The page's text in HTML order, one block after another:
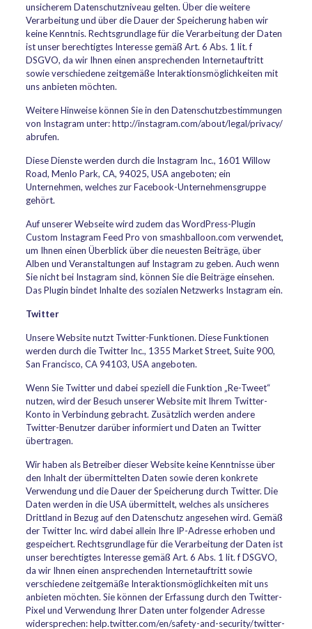
unsicherem Datenschutzniveau gelten. Über die weitere
Verarbeitung und über die Dauer der Speicherung haben wir
keine Kenntnis. Rechtsgrundlage für die Verarbeitung der Daten
ist unser berechtigtes Interesse gemäß Art. 6 Abs. 1 lit. f
DSGVO, da wir Ihnen einen ansprechenden Internetauftritt
sowie verschiedene zeitgemäße Interaktionsmöglichkeiten mit
uns anbieten möchten.
Weitere Hinweise können Sie in den Datenschutzbestimmungen
von Instagram unter: http://instagram.com/about/legal/privacy/
abrufen.
Diese Dienste werden durch die Instagram Inc., 1601 Willow
Road, Menlo Park, CA, 94025, USA angeboten; ein
Unternehmen, welches zur Facebook-Unternehmensgruppe
gehört.
Auf unserer Webseite wird zudem das WordPress-Plugin
Custom Instagram Feed Pro von smashballoon.com verwendet,
um Ihnen einen Überblick über die neuesten Beiträge, über
Alben und Veranstaltungen auf Instagram zu geben. Auch wenn
Sie nicht bei Instagram sind, können Sie die Beiträge einsehen.
Das Plugin bindet Inhalte des sozialen Netzwerks Instagram ein.
Twitter
Unsere Website nutzt Twitter-Funktionen. Diese Funktionen
werden durch die Twitter Inc., 1355 Market Street, Suite 900,
San Francisco, CA 94103, USA angeboten.
Wenn Sie Twitter und dabei speziell die Funktion „Re-Tweet“
nutzen, wird der Besuch unserer Website mit Ihrem Twitter-
Konto in Verbindung gebracht. Zusätzlich werden andere
Twitter-Benutzer darüber informiert und Daten an Twitter
übertragen.
Wir haben als Betreiber dieser Website keine Kenntnisse über
den Inhalt der übermittelten Daten sowie deren konkrete
Verwendung und die Dauer der Speicherung durch Twitter. Die
Daten werden in die USA übermittelt, welches als unsicheres
Drittland in Bezug auf den Datenschutz angesehen wird. Gemäß
der Twitter Inc. wird dabei allein Ihre IP-Adresse erhoben und
gespeichert. Rechtsgrundlage für die Verarbeitung der Daten ist
unser berechtigtes Interesse gemäß Art. 6 Abs. 1 lit. f DSGVO,
da wir Ihnen einen ansprechenden Internetauftritt sowie
verschiedene zeitgemäße Interaktionsmöglichkeiten mit uns
anbieten möchten. Sie können der Erfassung durch den Twitter-
Pixel und Verwendung Ihrer Daten unter folgender Adresse
widersprechen: help.twitter.com/en/safety-and-security/twitter-